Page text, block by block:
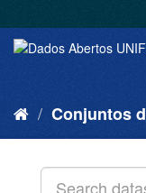
Conjuntos